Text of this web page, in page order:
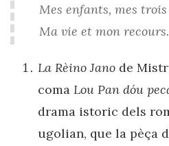
Mes enfants, mes trois
Ma vie et mon recours.
La Rèino Jano de
coma Lou Pan dóu
drama istoric dels
ugolian, que la pèça